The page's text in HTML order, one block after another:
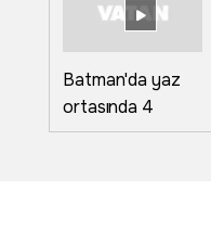
Batman'da yaz
ortasında 4
metrelik karla